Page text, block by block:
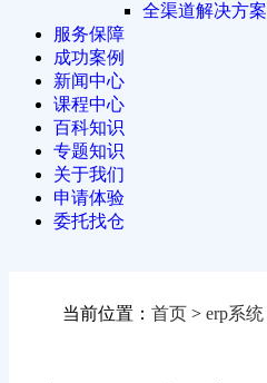
全渠道解决方案
服务保障
成功案例
新闻中心
课程中心
百科知识
专题知识
关于我们
申请体验
委托找仓
当前位置： 首页 > erp系统